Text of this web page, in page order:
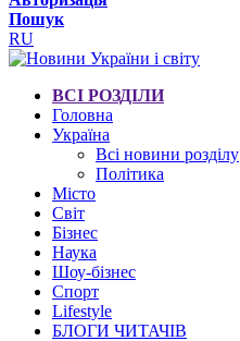
Пошук
RU
ВСІ РОЗДІЛИ
Головна
Україна
Всі новини розділу
Політика
Місто
Світ
Бізнес
Наука
Шоу-бізнес
Спорт
Lifestyle
БЛОГИ ЧИТАЧІВ